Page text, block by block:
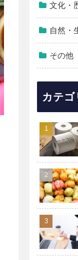
文化・
自然・
その他
カテゴ